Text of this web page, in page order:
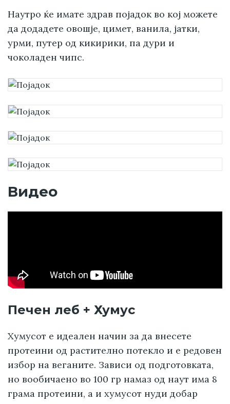
Наутро ќе имате здрав појадок во кој можете
да додадете овошје, цимет, ванила, јатки,
урми, путер од кикирики, па дури и
чоколаден чипс.
Видео
Печен леб + Хумус
Хумусот е идеален начин за да внесете
протеини од растително потекло и е редовен
избор на веганите. Зависи од подготовката,
но вообичаено во 100 гр намаз од наут има 8
грама протеини, а и хумусот нуди добар